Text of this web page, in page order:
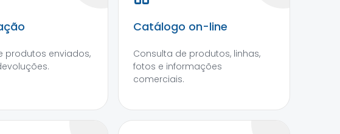
produtos enviados,
Catálogo on-line
Consulta de produtos, linhas,
fotos e informações
comerciais.